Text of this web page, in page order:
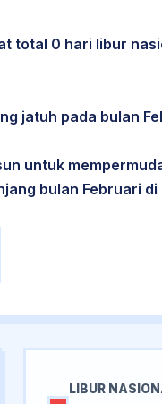
total 0 hari libur
jatuh pada bulan
untuk
bulan Februari di
LIBUR